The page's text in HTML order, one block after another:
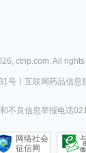
, ctrip.com. All
号丨 互联网药品信息
不良信息举报电话
网络社会
征信网